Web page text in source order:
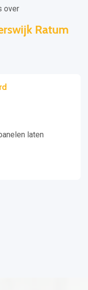
over
Ratum
laten